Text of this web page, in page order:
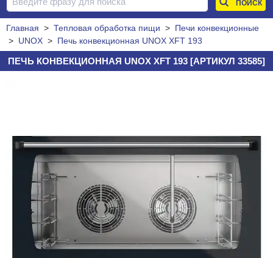
Главная > Тепловая обработка пищи > Печи конвекционные
> UNOX > Печь конвекционная UNOX XFT 193
ПЕЧЬ КОНВЕКЦИОННАЯ UNOX XFT 193 [АРТИКУЛ 33585]